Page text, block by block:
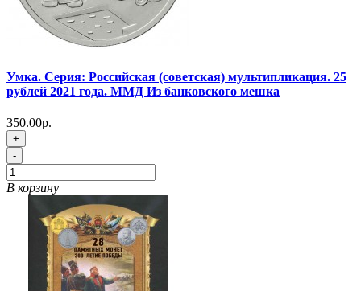
Умка. Серия: Российская (советская) мультипликация. 25
рублей 2021 года. ММД Из банковского мешка
350.00р.
+
-
В корзину